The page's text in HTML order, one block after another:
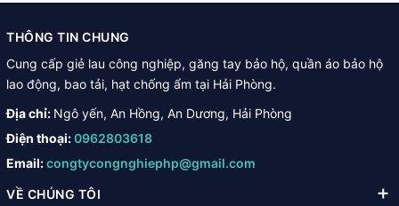
THÔNG TIN CHUNG
Cung cấp giẻ lau công nghiệp, găng tay bảo hộ, quần áo bảo hộ
lao động, bao tải, hạt chống ẩm tại Hải Phòng.
Địa chỉ: Ngô yến, An Hồng, An Dương, Hải Phòng
Điện thoại:0962803618
Email:congtycongnghiephp@gmail.com
VỀ CHÚNG TÔI